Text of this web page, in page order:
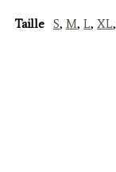
Taille S, M, L, XL,